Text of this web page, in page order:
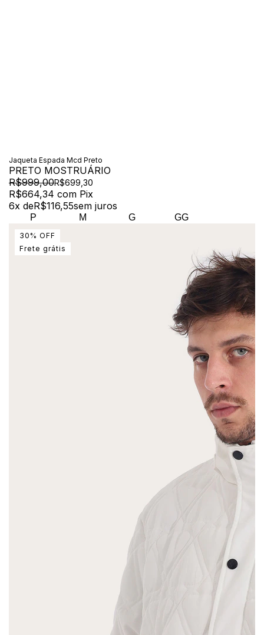
Jaqueta Espada Mcd Preto
PRETO MOSTRUÁRIO
R$999,00R$699,30
R$664,34 com Pix
6x deR$116,55sem juros
P M G GG
30 % OFF
Frete grátis